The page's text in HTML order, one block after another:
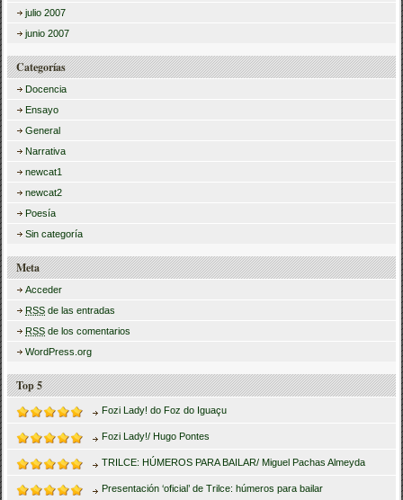
julio 2007
junio 2007
Categorías
Docencia
Ensayo
General
Narrativa
newcat1
newcat2
Poesía
Sin categoría
Meta
Acceder
RSS de las entradas
RSS de los comentarios
WordPress.org
Top 5
Fozi Lady! do Foz do Iguaçu
Fozi Lady!/ Hugo Pontes
TRILCE: HÚMEROS PARA BAILAR/ Miguel Pachas Almeyda
Presentación ‘oficial’ de Trilce: húmeros para bailar